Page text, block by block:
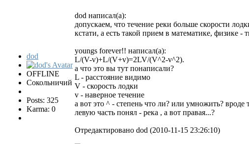
dod
OFFLINE
Сокольничий
Posts: 325
Karma: 0
dod написал(а):
допускаем, что течение реки больше скорости
кстати, а есть такой прием в математике, физике
youngs forever!! написал(а):
L/(V-v)+L/(V+v)=2LV/(V^2-v^2).
а что это вы тут понаписали?
L - расстояние видимо
V - скорость лодки
v - наверное течение
а вот это ^ - степень что ли? или умножить?
левую часть понял - река , а вот правая...?
Отредактировано dod (2010-11-15 23:26:10)